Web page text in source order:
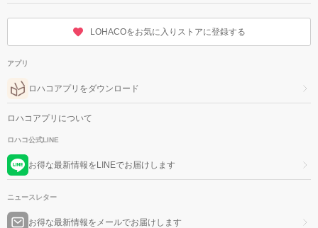
LOHACOをお気に入りストアに登録する
アプリ
ロハコアプリをダウンロード
ロハコアプリについて
ロハコ公式LINE
お得な最新情報をLINEでお届けします
ニュースレター
お得な最新情報をメールでお届けします